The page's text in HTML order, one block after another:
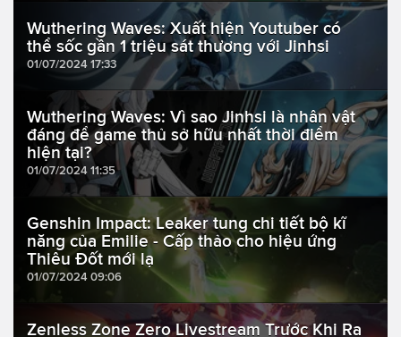
Wuthering Waves: Xuất hiện Youtuber có
thể sốc gần 1 triệu sát thương với Jinhsi
01/07/2024 17:33
Wuthering Waves: Vì sao Jinhsi là nhân vật
đáng để game thủ sở hữu nhất thời điểm
hiện tại?
01/07/2024 11:35
Genshin Impact: Leaker tung chi tiết bộ kĩ
năng của Emilie - Cấp thảo cho hiệu ứng
Thiêu Đốt mới lạ
01/07/2024 09:06
Zenless Zone Zero Livestream Trước Khi Ra